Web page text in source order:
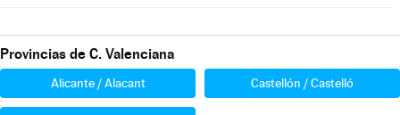
Provincias de C. Valenciana
Alicante / Alacant Castellón / Castelló